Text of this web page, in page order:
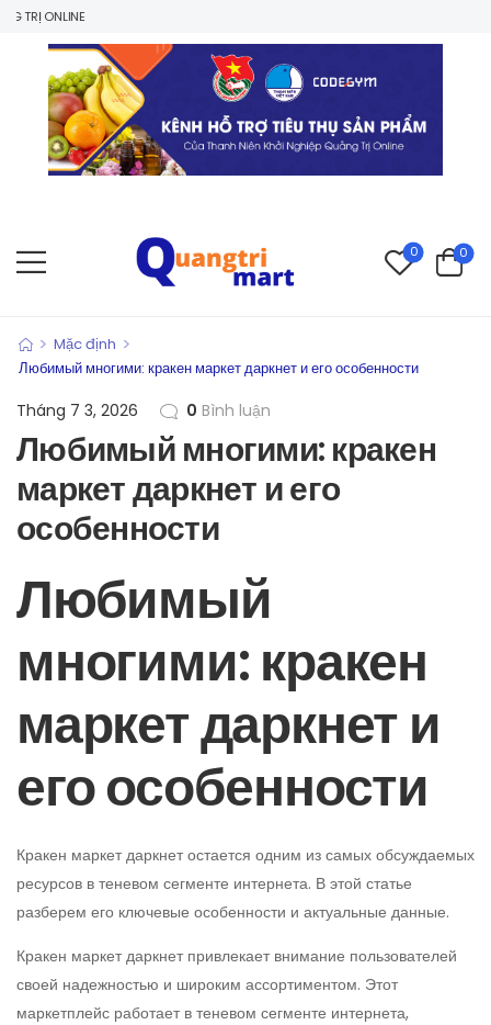
ONLINE
0 0
> Mặc định >
Любимый многими: кракен маркет даркнет и его особенности
Tháng 7 3, 2026 0 Bình luận
Любимый многими: кракен
маркет даркнет и его
особенности
Любимый
многими: кракен
маркет даркнет и
его особенности
Кракен маркет даркнет остается одним из самых обсуждаемых
ресурсов в теневом сегменте интернета. В этой статье
разберем его ключевые особенности и актуальные данные.
Кракен маркет даркнет привлекает внимание пользователей
своей надежностью и широким ассортиментом. Этот
маркетплейс работает в теневом сегменте интернета,